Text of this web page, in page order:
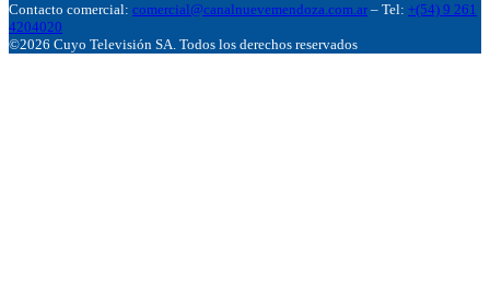
Contacto comercial: comercial@canalnuevemendoza.com.ar – Tel: +(54) 9 261
4204020
©2026 Cuyo Televisión SA. Todos los derechos reservados